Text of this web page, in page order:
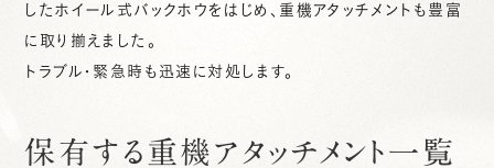
したホイール式バックホウをはじめ、重機アタッチメントも豊富
に取り揃えました。
トラブル・緊急時も迅速に対処します。
保有する重機アタッチメント一覧